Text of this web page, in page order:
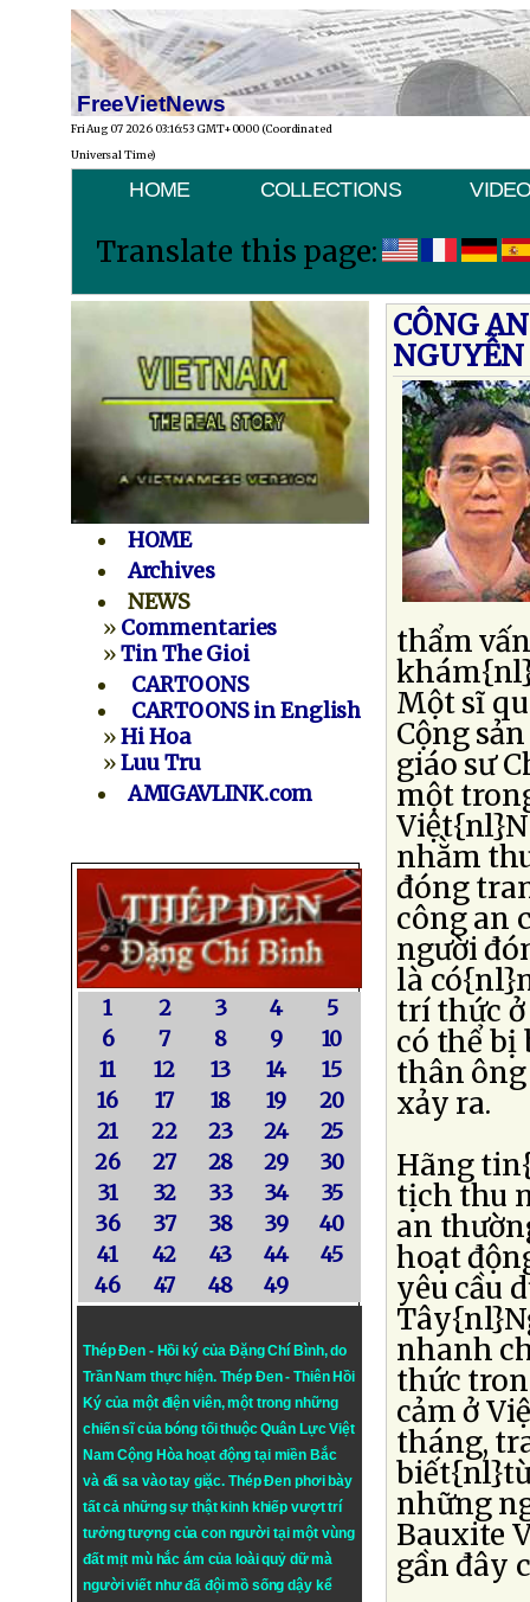
FreeVietNews
Fri Aug 07 2026 03:16:53 GMT+0000 (Coordinated
Universal Time)
HOME COLLECTIONS
Translate this page:
HOME
Archives
NEWS
» Commentaries
»Tin The Gioi
CARTOONS
CARTOONS in English
»Hi Hoa
»Luu Tru
AMIGAVLINK.com
1 2 3 4
5
6
7 8 9
10
11
12 13 14
15
16
17 18 19
20
21
22 23 24
25
26
27 28 29
30
31
32 33 34
35
36
37 38 39
40
41
42 43 44
45
46
47 48 49
Thép Đen - Hồi ký của Đặng Chí Bình, do
Trần Nam thực hiện. Thép Đen- Thiên Hồi
Ký của một điện viên, một trong những
chiến sĩ của bóng tối thuộc Quân Lực Việt
Nam Cộng Hòa hoạt động tại miền Bắc
và đã sa vào tay giặc. Thép Đen phơi bày
tất cả những sự thật kinh khiếp vượt trí
tưởng tượng của con người tại một vùng
đất mịt mù hắc ám của loài quỷ dữ mà
người viết như đã đội mồ sống dậy kể
CÔNG
thẩm
Một sĩ
Cộng
giáo sư
một
nhằm
đóng
công an
người
là
trí thức ở
có thể bị
thân
xảy ra.
Hãng
tịch thu
an
hoạt
yêu cầu
nhanh
thức
cảm ở
tháng,
những
Bauxite
gần đây